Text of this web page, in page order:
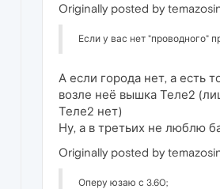
Originally posted by
Если у вас нет "проводного"
А если города нет, а есть
возле неё вышка Теле2
Теле2 нет)
Ну, а в третьих не люблю
Originally posted by
Оперу юзаю с 3.60;